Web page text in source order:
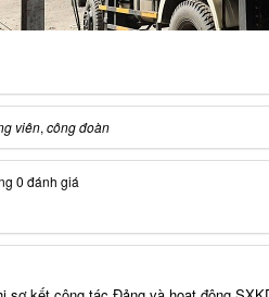
viên, công đoàn
0 đánh giá